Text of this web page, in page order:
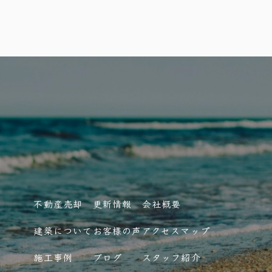
不動産売却
建築について
施工事例
更新情報
お客様の声
ブログ
会社概要
アクセスマップ
スタッフ紹介